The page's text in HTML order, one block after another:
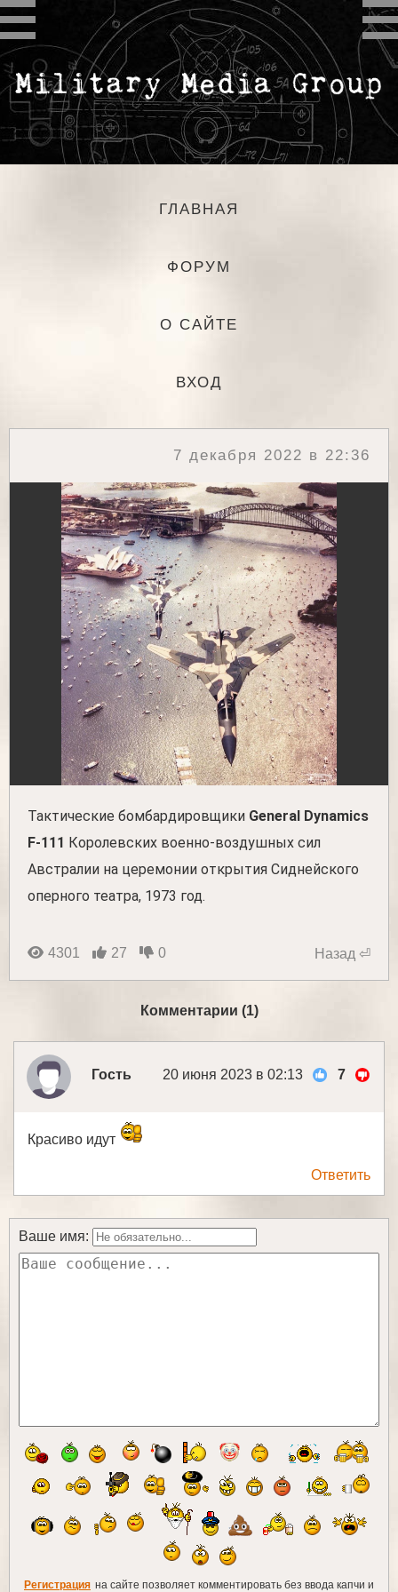
ГЛАВНАЯ
ФОРУМ
О САЙТЕ
ВХОД
7 декабря 2022 в 22:36
Тактические бомбардировщики General Dynamics
F-111 Королевских военно-воздушных сил
Австралии на церемонии открытия Сиднейского
оперного театра, 1973 год.
4301 27 0 Назад ⏎
Комментарии (1)
Гость 20 июня 2023 в 02:13 7
Красиво идут
Ответить
Ваше имя:
Регистрация на сайте позволяет комментировать без ввода капчи и